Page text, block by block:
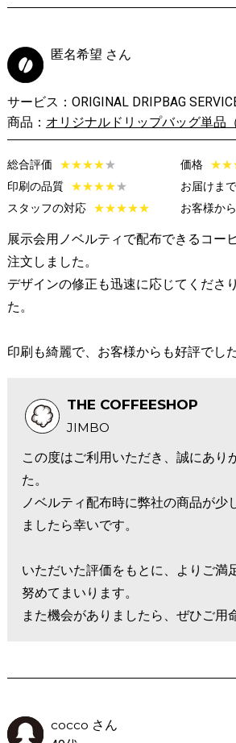
匿名希望 さん
サービス：ORIGINAL DRIPBAG
商品： オリジナルドリップバッグ単品
総合評価 ★★★★★ 価格 ★★
印刷の品質
★★★★★ お届けま
スタッフの対応
★★★★★ お客様か
展示会用ノベルティで配布できるコー
注文しました。
デザインの修正も迅速に応じてくださ
た。
印刷も綺麗で、お客様からも好評でした
THE COFFEESHOP
JIMBO
この度はご利用いただき、誠にあり
た。
ノベルティ配布時に弊社の商品が少
ましたら幸いです。
いただいた評価をもとに、よりご満
努めてまいります。
また機会がありましたら、ぜひご用
cocco さん